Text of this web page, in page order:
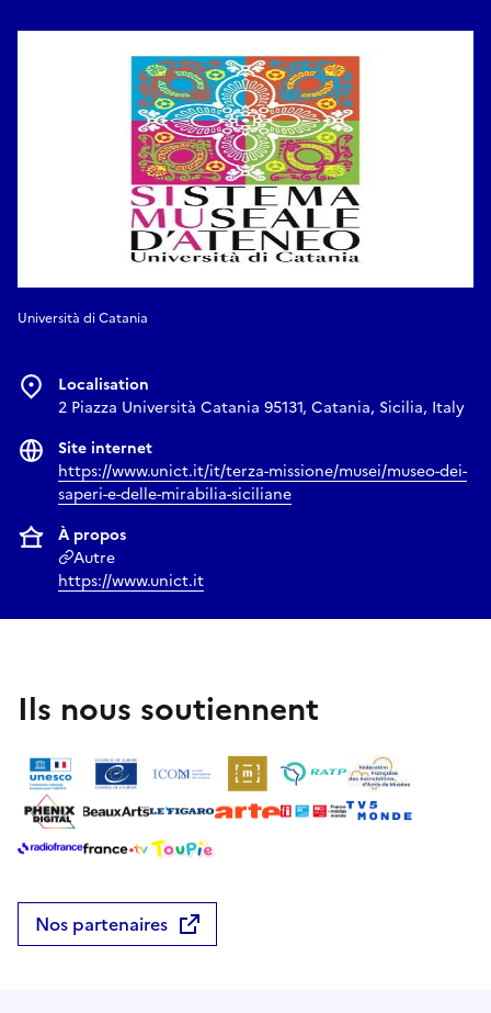
Università di Catania
Localisation
2 Piazza Università Catania 95131, Catania, Sicilia, Italy
Site internet
https://www.unict.it/it/terza-missione/musei/museo-dei-
saperi-e-delle-mirabilia-siciliane
À propos
Autre
https://www.unict.it
Ils nous soutiennent
Nos partenaires